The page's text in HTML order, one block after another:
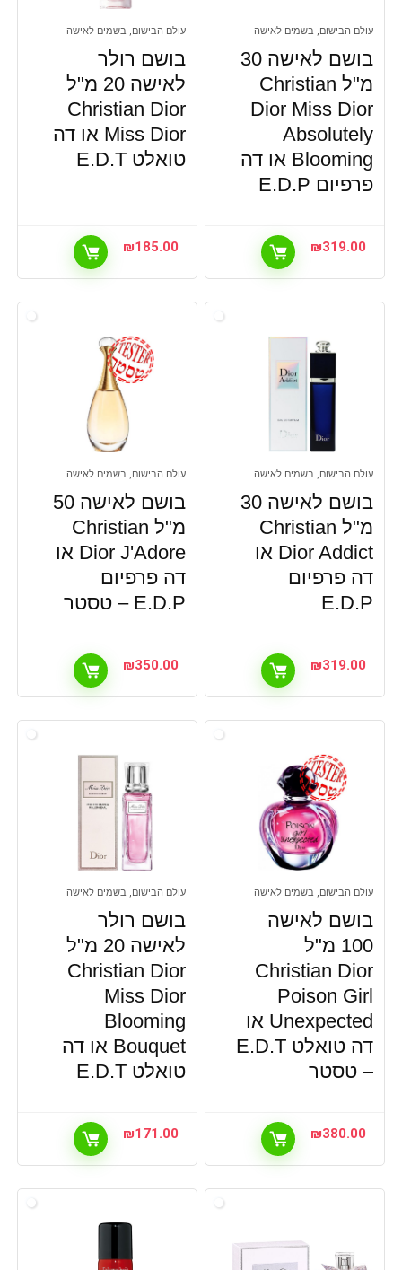
עולם הבישום, בשמים לאישה
בושם לאישה 30
מ"ל Christian
Dior Miss Dior
Absolutely
Blooming או דה
פרפיום E.D.P
₪319.00
עולם הבישום, בשמים לאישה
בושם רולר
לאישה 20 מ"ל
Christian Dior
Miss Dior או דה
טואלט E.D.T
₪185.00
עולם הבישום, בשמים לאישה
בושם לאישה 30
מ"ל Christian
Dior Addict או
דה פרפיום
E.D.P
₪319.00
עולם הבישום, בשמים לאישה
בושם לאישה 50
מ"ל Christian
Dior J'Adore או
דה פרפיום
E.D.P – טסטר
₪350.00
עולם הבישום, בשמים לאישה
בושם לאישה
100 מ"ל
Christian Dior
Poison Girl
Unexpected או
דה טואלט E.D.T
– טסטר
₪380.00
עולם הבישום, בשמים לאישה
בושם רולר
לאישה 20 מ"ל
Christian Dior
Miss Dior
Blooming
Bouquet או דה
טואלט E.D.T
₪171.00